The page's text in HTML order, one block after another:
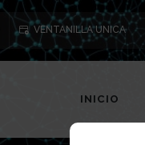
VENTANILLA UNICA
INICIO